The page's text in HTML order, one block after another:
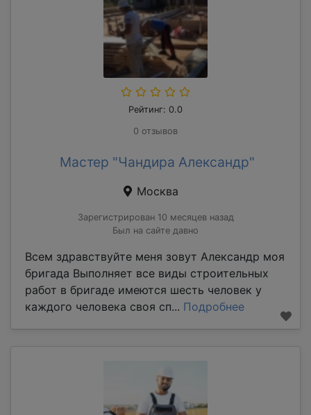
Рейтинг: 0.0
0 отзывов
Мастер "Чандира Александр"
Москва
Зарегистрирован 10 месяцев назад
Был на сайте давно
Всем здравствуйте меня зовут Александр моя
бригада Выполняет все виды строительных
работ в бригаде имеются шесть человек у
каждого человека своя сп... Подробнее